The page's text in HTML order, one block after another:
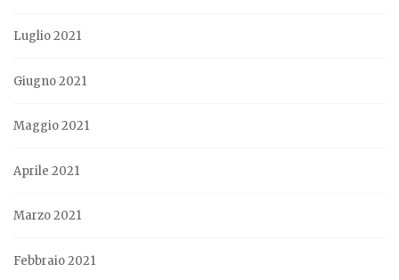
Luglio 2021
Giugno 2021
Maggio 2021
Aprile 2021
Marzo 2021
Febbraio 2021